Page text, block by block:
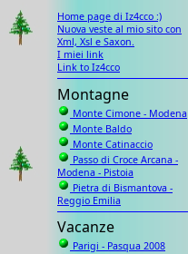
Home page di Iz4cco :)
Nuova veste al mio sito con
Xml, Xsl e Saxon.
I miei link
Link to Iz4cco
Montagne
Monte Cimone - Modena
Monte Baldo
Monte Catinaccio
Passo di Croce Arcana -
Modena - Pistoia
Pietra di Bismantova -
Reggio Emilia
Vacanze
Parigi - Pasqua 2008